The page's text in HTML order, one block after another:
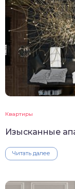
Квартиры
Изысканные
Читать далее